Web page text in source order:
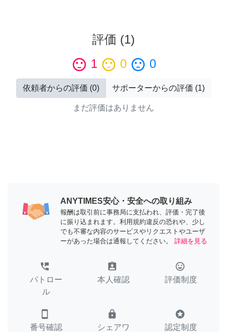
評価 (1)
sentiment_satisfied 1 sentiment_neutral 0 sentiment_dissatisfied 0
依頼者からの評価 (0) サポーターからの評価 (1)
まだ評価はありません
ANYTIMES安心・安全への取り組み
報酬は取引前に事務局に支払われ、評価・完了後
に振り込まれます。利用規約違反の恐れや、少し
でも不審な内容のサービスやリクエストやユーザ
ーがあった場合は通報してください。
詳細を見る
perm_phone_msg
パトロー
ル
assignment_ind
本人確認
tag_faces
評価制度
smartphone
番号確認
lock
シェアワ
stars
認定制度